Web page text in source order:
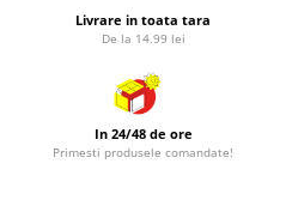
Livrare in toata tara
De la 14.99 lei
In 24/48 de ore
Primesti produsele comandate!